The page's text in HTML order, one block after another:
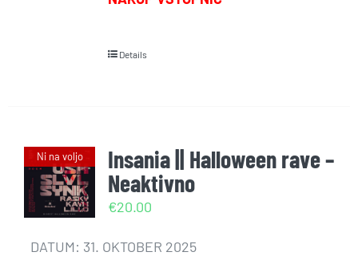
Details
Ni na voljo
Insania || Halloween rave –
Neaktivno
€20.00
DATUM: 31. OKTOBER 2025